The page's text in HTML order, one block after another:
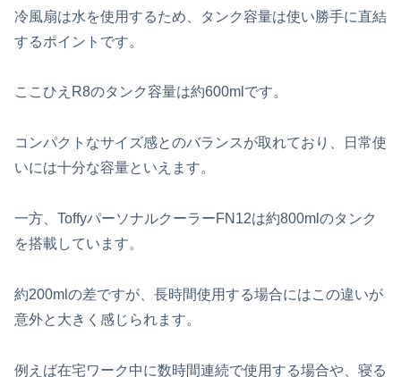
冷風扇は水を使用するため、タンク容量は使い勝手に直結
するポイントです。
ここひえR8のタンク容量は約600mlです。
コンパクトなサイズ感とのバランスが取れており、日常使
いには十分な容量といえます。
一方、ToffyパーソナルクーラーFN12は約800mlのタンク
を搭載しています。
約200mlの差ですが、長時間使用する場合にはこの違いが
意外と大きく感じられます。
例えば在宅ワーク中に数時間連続で使用する場合や、寝る